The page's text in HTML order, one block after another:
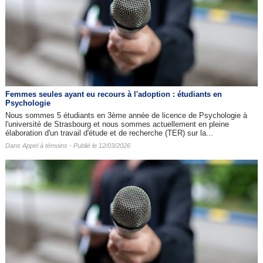
Femmes seules ayant eu recours à l'adoption : étudiants en
Psychologie
Nous sommes 5 étudiants en 3ème année de licence de Psychologie à
l'université de Strasbourg et nous sommes actuellement en pleine
élaboration d'un travail d'étude et de recherche (TER) sur la...
Dans Appel à témoins - Publié le 12/03/2026